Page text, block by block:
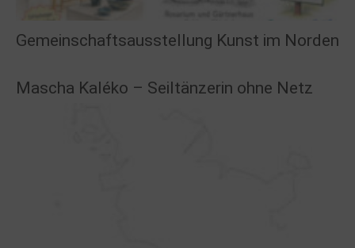
Gemeinschaftsausstellung Kunst im Norden
Mascha Kaléko – Seiltänzerin ohne Netz